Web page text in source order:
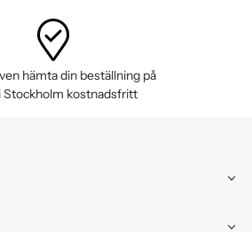
hämta din beställning på
Stockholm kostnadsfritt